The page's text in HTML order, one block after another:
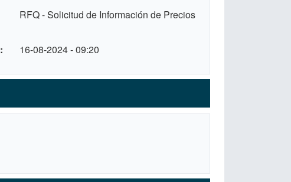
RFQ - Solicitud de Información de Precios
16-08-2024 - 09:20